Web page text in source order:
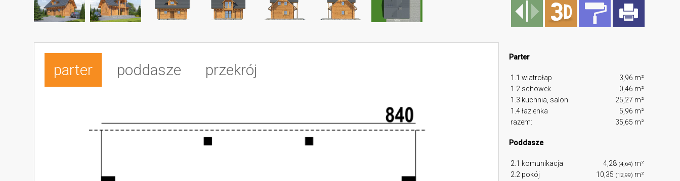
parter poddasze przekrój
Parter
1.1 wiatrołap
3,96 m²
1.2 schowek
0,46 m²
1.3 kuchnia, salon
25,27 m²
1.4 łazienka
5,96 m²
razem:
35,65 m²
Poddasze
2.1 komunikacja 4,28 (4,64) m²
2.2 pokój
10,35 (12,99) m²